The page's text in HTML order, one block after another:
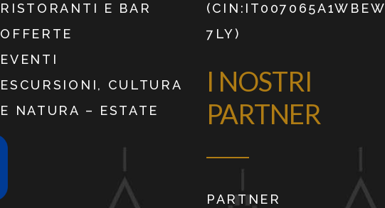
RISTORANTI E BAR
OFFERTE
EVENTI
ESCURSIONI, CULTURA
E NATURA – ESTATE
(CIN:IT007065A1WBEW
7LY)
I NOSTRI
PARTNER
PARTNER